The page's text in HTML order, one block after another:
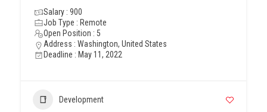
Salary : 900
Job Type : Remote
Open Position : 5
Address : Washington, United States
Deadline : May 11, 2022
Development